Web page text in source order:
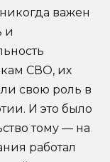
важен
и
СВО, их
свою роль в
И это было
тому — на
работал